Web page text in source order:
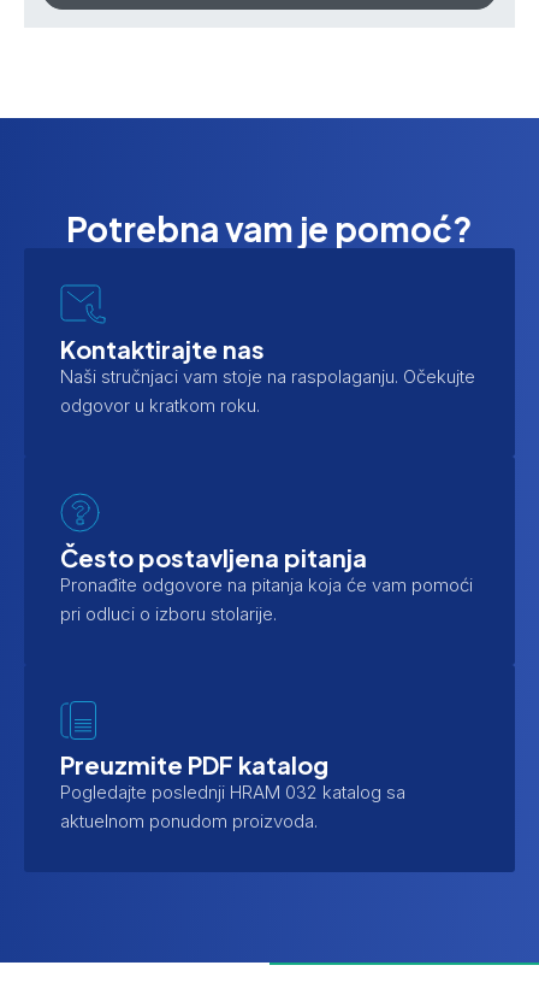
Potrebna vam je pomoć?
Kontaktirajte nas
Naši stručnjaci vam stoje na raspolaganju. Očekujte
odgovor u kratkom roku.
Često postavljena pitanja
Pronađite odgovore na pitanja koja će vam pomoći
pri odluci o izboru stolarije.
Preuzmite PDF katalog
Pogledajte poslednji HRAM 032 katalog sa
aktuelnom ponudom proizvoda.